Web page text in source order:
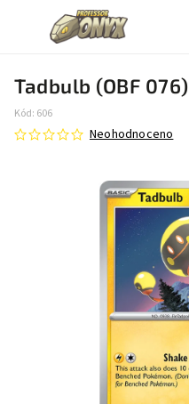
Tadbulb (OBF 076)
Kód: 606
Neohodnoceno